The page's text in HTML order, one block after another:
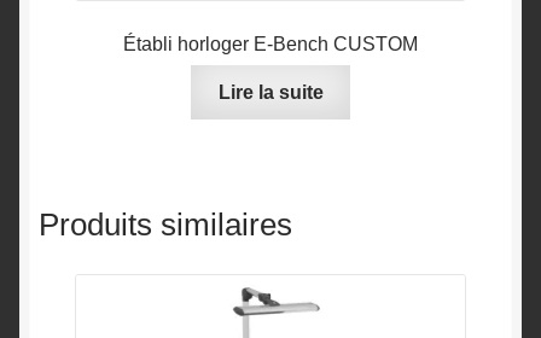
Établi horloger E-Bench CUSTOM
Lire la suite
Produits similaires